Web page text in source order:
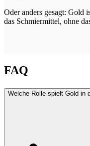
Oder anders gesagt: Gold
das Schmiermittel, ohne
FAQ
Welche Rolle spielt Gold in